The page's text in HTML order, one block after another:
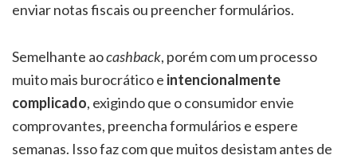
enviar notas fiscais ou preencher formulários.
Semelhante aocashback, porém com um processo
muito mais burocrático e intencionalmente
complicado, exigindo que o consumidor envie
comprovantes, preencha formulários e espere
semanas. Isso faz com que muitos desistam antes de